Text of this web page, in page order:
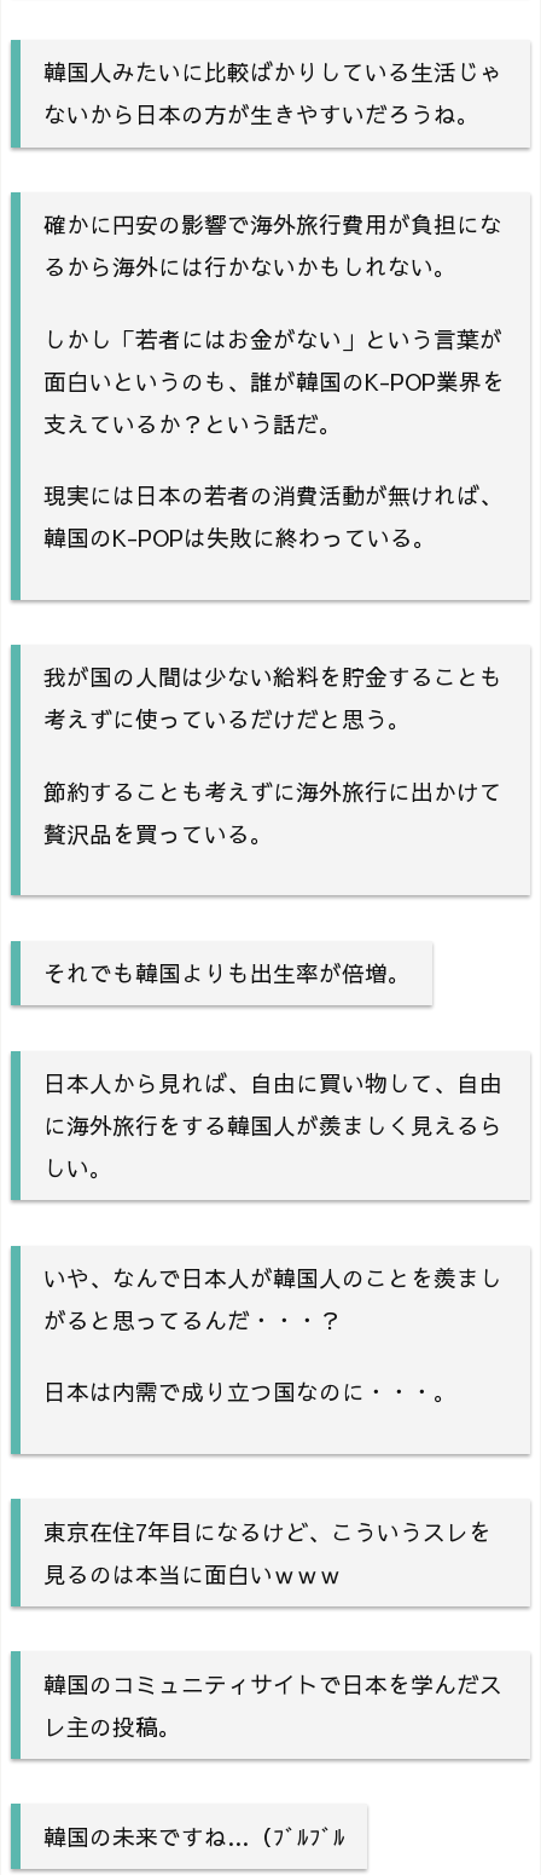
韓国人みたいに比較ばかりしている生活じゃ
ないから日本の方が生きやすいだろうね。
確かに円安の影響で海外旅行費用が負担にな
るから海外には行かないかもしれない。
しかし「若者にはお金がない」という言葉が
面白いというのも、誰が韓国のK-POP業界を
支えているか？という話だ。
現実には日本の若者の消費活動が無ければ、
韓国のK-POPは失敗に終わっている。
我が国の人間は少ない給料を貯金することも
考えずに使っているだけだと思う。
節約することも考えずに海外旅行に出かけて
贅沢品を買っている。
それでも韓国よりも出生率が倍増。
日本人から見れば、自由に買い物して、自由
に海外旅行をする韓国人が羨ましく見えるら
しい。
いや、なんで日本人が韓国人のことを羨まし
がると思ってるんだ・・・？
日本は内需で成り立つ国なのに・・・。
東京在住7年目になるけど、こういうスレを
見るのは本当に面白いｗｗｗ
韓国のコミュニティサイトで日本を学んだス
レ主の投稿。
韓国の未来ですね…（ﾌﾞﾙﾌﾞﾙ